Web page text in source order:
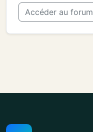
Accéder au forum